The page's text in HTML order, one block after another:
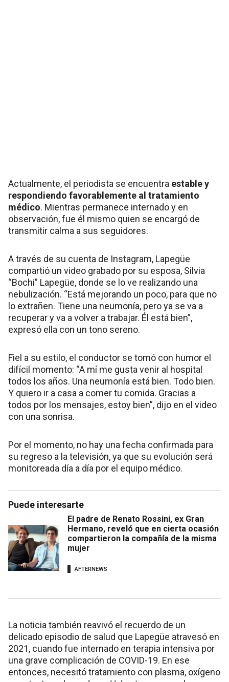
Actualmente, el periodista se encuentra estable y
respondiendo favorablemente al tratamiento
médico. Mientras permanece internado y en
observación, fue él mismo quien se encargó de
transmitir calma a sus seguidores.
A través de su cuenta de Instagram, Lapegüe
compartió un video grabado por su esposa, Silvia
“Bochi” Lapegüe, donde se lo ve realizando una
nebulización. “Está mejorando un poco, para que no
lo extrañen. Tiene una neumonía, pero ya se va a
recuperar y va a volver a trabajar. Él está bien”,
expresó ella con un tono sereno.
Fiel a su estilo, el conductor se tomó con humor el
difícil momento: “A mí me gusta venir al hospital
todos los años. Una neumonía está bien. Todo bien.
Y quiero ir a casa a comer tu comida. Gracias a
todos por los mensajes, estoy bien”, dijo en el video
con una sonrisa.
Por el momento, no hay una fecha confirmada para
su regreso a la televisión, ya que su evolución será
monitoreada día a día por el equipo médico.
Puede interesarte
El padre de Renato Rossini, ex Gran
Hermano, reveló que en cierta ocasión
compartieron la compañía de la misma
mujer
AFTERNEWS
La noticia también reavivó el recuerdo de un
delicado episodio de salud que Lapegüe atravesó en
2021, cuando fue internado en terapia intensiva por
una grave complicación de COVID-19. En ese
entonces, necesitó tratamiento con plasma, oxígeno